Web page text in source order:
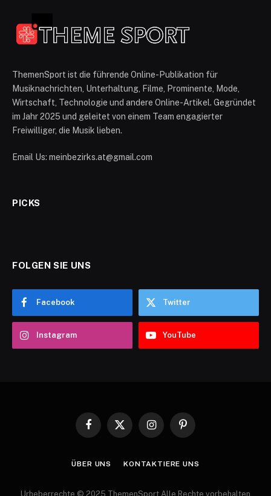
ThemenSport ist die führende Online-Publikation für
Musiknachrichten, Unterhaltung, Filme, Prominente, Mode,
Wirtschaft, Technologie und andere Online-Artikel. Gegründet
im Jahr 2025 und geleitet von einem Team engagierter
Freiwilliger, die Musik lieben.
Email Us: meinbezirks.at@gmail.com
PICKS
FOLGEN SIE UNS
Facebook Twitter
Instagram YouTube
Facebook
X
InstagramPinterest
ÜBER UNS KONTAKTIERE UNS
Urheberrechte © 2025 ThemenSport Alle Rechte vorbehalten